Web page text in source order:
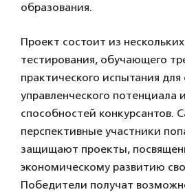
образования.
Проект состоит из
тестирования, обучающего
практического испытания для
управленческого потенциала
способностей конкурсантов.
перспективные участники
защищают проекты,
экономическому развитию
Победители получат